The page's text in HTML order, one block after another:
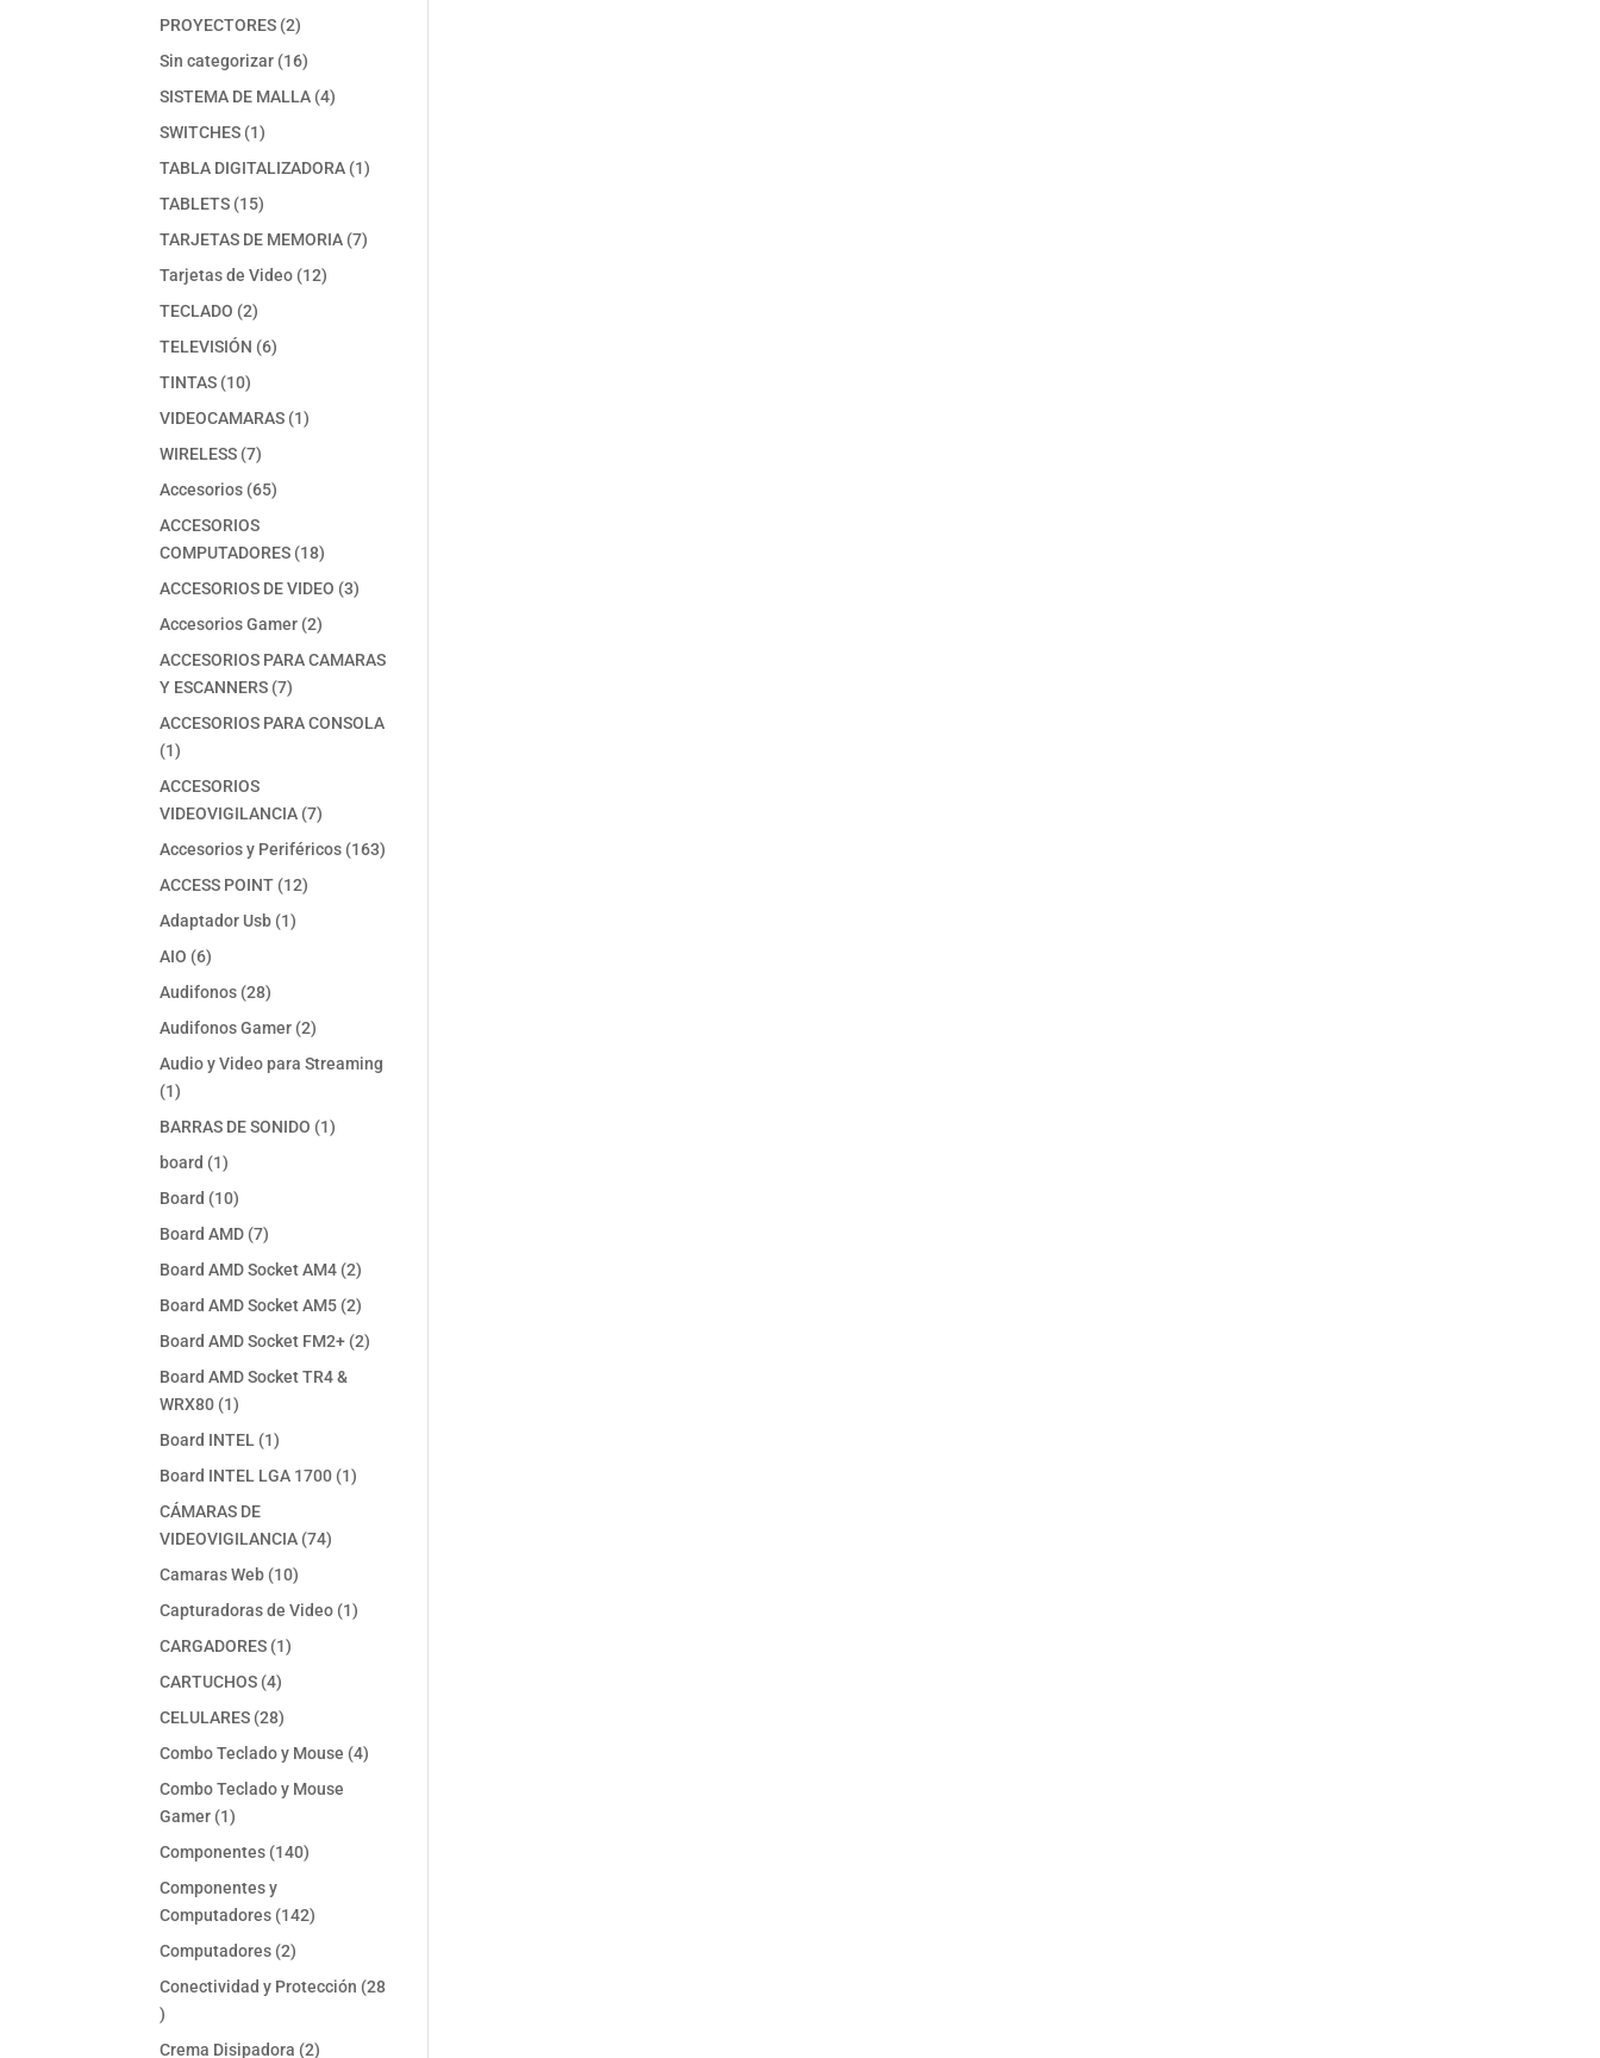
productos
PROYECTORES 22
productos
Sin categorizar 1616
productos
SISTEMA DE MALLA 44
SWITCHES 11
producto
TABLA DIGITALIZADORA 11
TABLETS 1515
productos
TARJETAS DE MEMORIA 77
Tarjetas de Video 1212
TECLADO 22
productos
TELEVISIÓN 66
TINTAS 1010
productos
VIDEOCAMARAS 11
WIRELESS 77
productos
Accesorios 6565
ACCESORIOS
COMPUTADORES 1818
productos
ACCESORIOS DE VIDEO 33
Accesorios Gamer 22
productos
ACCESORIOS PARA CAMARAS
Y ESCANNERS 77
productos
ACCESORIOS PARA CONSOLA
11
producto
ACCESORIOS
VIDEOVIGILANCIA 77
productos
Accesorios y Periféricos 163163
ACCESS POINT 1212
Adaptador Usb 11
AIO 66
productos
Audifonos 2828
productos
Audifonos Gamer 22
productos
Audio y Video para Streaming
11
producto
BARRAS DE SONIDO 11
board 11
producto
Board 1010
productos
Board AMD 77
productos
Board AMD Socket AM4 22
productos
Board AMD Socket AM5 22
productos
Board AMD Socket FM2+ 22
Board AMD Socket TR4 &
WRX80 11
producto
Board INTEL 11
producto
Board INTEL LGA 1700 11
CÁMARAS DE
VIDEOVIGILANCIA 7474
Camaras Web 1010
productos
Capturadoras de Video 11
CARGADORES 11
CARTUCHOS 44
productos
CELULARES 2828
productos
Combo Teclado y Mouse 44
Combo Teclado y Mouse
Gamer 11
producto
Componentes 140140
Componentes y
Computadores 142142
Computadores 22
productos
Conectividad y Protección 28
28
productos
Crema Disipadora 22